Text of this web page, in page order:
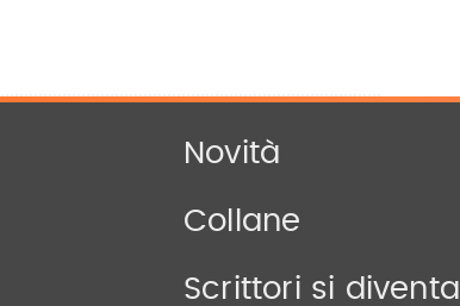
Novità
Collane
Scrittori si diventa